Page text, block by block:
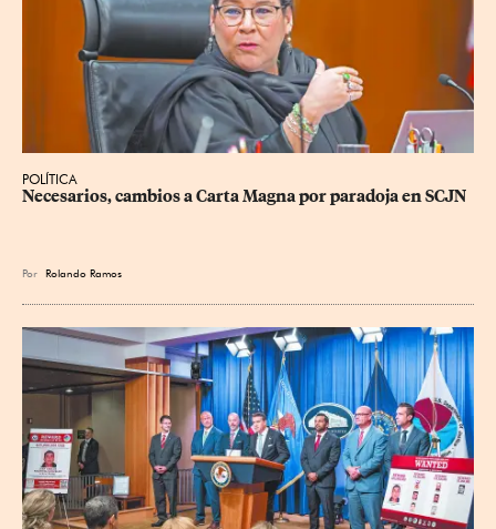
POLÍTICA
Necesarios, cambios a Carta Magna por paradoja en SCJN
Por Rolando Ramos